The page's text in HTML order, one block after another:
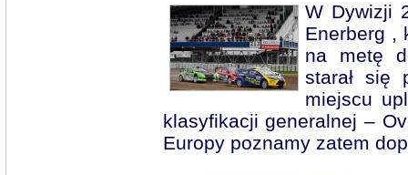
W Dywizji
Enerberg ,
na metę
starał się
miejscu
klasyfikacji generalnej –
Europy poznamy zatem